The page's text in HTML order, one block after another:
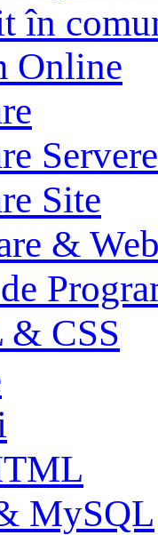
Online
Servere
Site
&
CSS
MySQL